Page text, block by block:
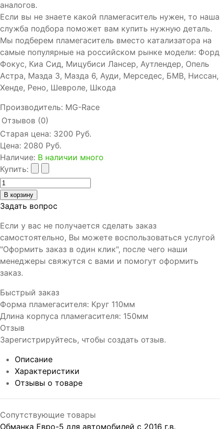
аналогов.
Если вы не знаете какой пламегаситель нужен, то наша
служба подбора поможет вам купить нужную деталь.
Мы подберем пламегаситель вместо катализатора на
самые популярные на российском рынке модели: Форд
Фокус, Киа Сид, Мицубиси Лансер, Аутлендер, Опель
Астра, Мазда 3, Мазда 6, Ауди, Мерседес, БМВ, Ниссан,
Хенде, Рено, Шевроле, Шкода
Производитель: MG-Race
Отзывов (0)
Старая цена: 3200 Руб.
Цена: 2080 Руб.
Наличие: В наличии много
Купить:
Задать вопрос
Если у вас не получается сделать заказ
самостоятельно, Вы можете воспользоваться услугой
"Оформить заказ в один клик", после чего наши
менеджеры свяжутся с вами и помогут оформить
заказ.
Быстрый заказ
Форма пламегасителя: Круг 110мм
Длина корпуса пламегасителя: 150мм
Отзыв
Зарегистрируйтесь, чтобы создать отзыв.
Описание
Характеристики
Отзывы о товаре
Сопутствующие товары
Обманка Евро-5 для автомобилей с 2016 г.в.